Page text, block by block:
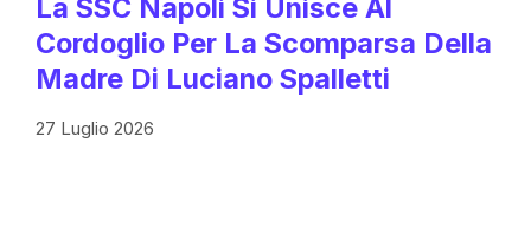
La SSC Napoli Si Unisce Al
Cordoglio Per La Scomparsa Della
Madre Di Luciano Spalletti
27 Luglio 2026